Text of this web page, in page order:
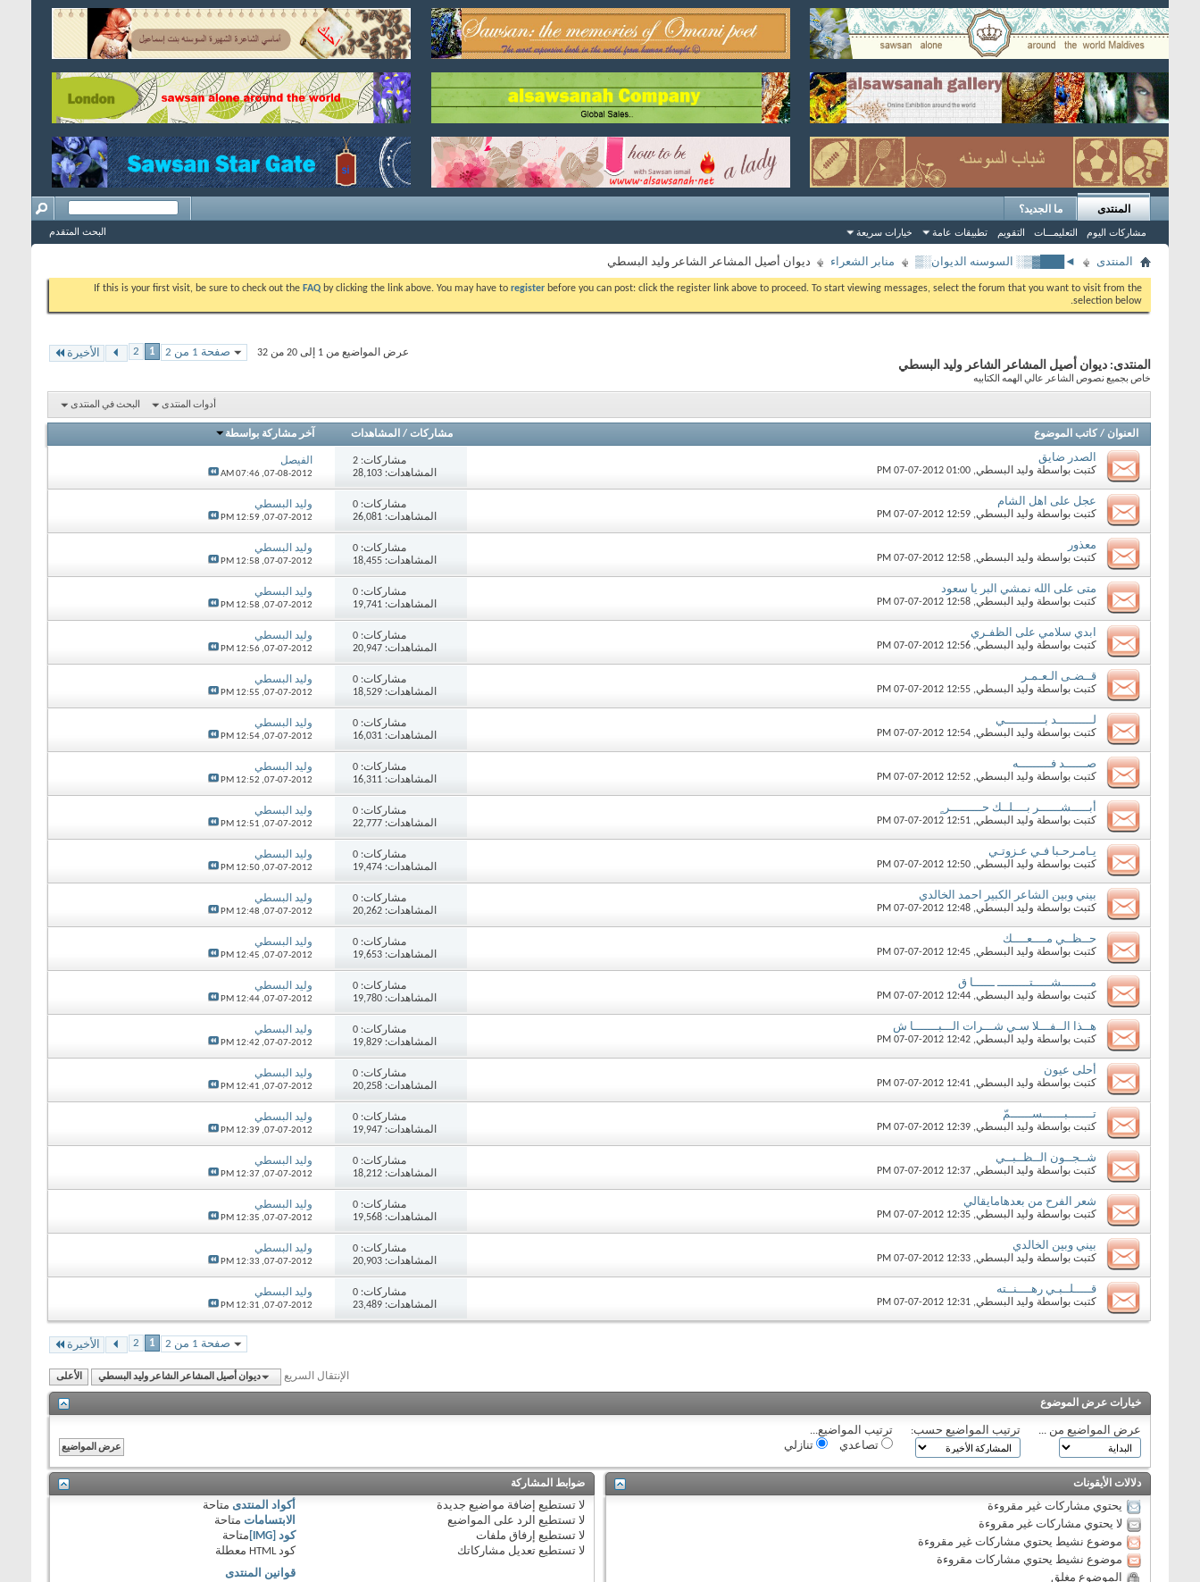
المنتدى
مشاركات اليوم التعليمـــات التقويم تطبيقات عامة خيارات سريعة
ما الجديد؟
البحث المتقدم
المنتدى ◄███▓▒░ السوسنه الديوان░▒ منابر الشعراء ديوان أصيل المشاعر الشاعر وليد البسطي
If this is your first visit, be sure to check out the FAQ by clicking the link above. You may have to register before you can post: click the register link above to proceed. To start viewing messages, select the forum that you want to visit from the
selection below.
صفحة 1 من 2 1
2 الأخيرة عرض المواضيع من 1 إلى 20 من 32
المنتدى: ديوان أصيل المشاعر الشاعر وليد البسطي
خاص بجميع نصوص الشاعر عالي الهمه الكتابيه
أدوات المنتدى البحث في المنتدى
العنوان / كاتب الموضوع مشاركات / المشاهدات آخر مشاركة بواسطة
الصدر ضايق
كتبت بواسطة وليد البسطي‏, 07-07-2012 01:00 PM
مشاركات:2
المشاهدات: 28,103
الفيصل
07-08-2012,
07:46 AM
عجل على اهل الشام
كتبت بواسطة وليد البسطي‏, 07-07-2012 12:59 PM
مشاركات:0
المشاهدات: 26,081
وليد البسطي
07-07-2012,
12:59 PM
معذور
كتبت بواسطة وليد البسطي‏, 07-07-2012 12:58 PM
مشاركات:0
المشاهدات: 18,455
وليد البسطي
07-07-2012,
12:58 PM
متى على الله نمشي البر يا سعود
كتبت بواسطة وليد البسطي‏, 07-07-2012 12:58 PM
مشاركات:0
المشاهدات: 19,741
وليد البسطي
07-07-2012,
12:58 PM
ابدي سلامي على الظفـري
كتبت بواسطة وليد البسطي‏, 07-07-2012 12:56 PM
مشاركات:0
المشاهدات: 20,947
وليد البسطي
07-07-2012,
12:56 PM
قــضـى الـعـمـر
كتبت بواسطة وليد البسطي‏, 07-07-2012 12:55 PM
مشاركات:0
المشاهدات: 18,529
وليد البسطي
07-07-2012,
12:55 PM
لــــــــــد بـــــــــــي
كتبت بواسطة وليد البسطي‏, 07-07-2012 12:54 PM
مشاركات:0
المشاهدات: 16,031
وليد البسطي
07-07-2012,
12:54 PM
صــــــد فـــــــــه
كتبت بواسطة وليد البسطي‏, 07-07-2012 12:52 PM
مشاركات:0
المشاهدات: 16,311
وليد البسطي
07-07-2012,
12:52 PM
أبـــــشــــــر بــــلــك حـــــــــر ٍ
كتبت بواسطة وليد البسطي‏, 07-07-2012 12:51 PM
مشاركات:0
المشاهدات: 22,777
وليد البسطي
07-07-2012,
12:51 PM
يـامـرحـبا فـي عـزوتـي
كتبت بواسطة وليد البسطي‏, 07-07-2012 12:50 PM
مشاركات:0
المشاهدات: 19,474
وليد البسطي
07-07-2012,
12:50 PM
بيني وبين الشاعر الكبير احمد الخالدي
كتبت بواسطة وليد البسطي‏, 07-07-2012 12:48 PM
مشاركات:0
المشاهدات: 20,262
وليد البسطي
07-07-2012,
12:48 PM
حــظــي مــــعــــك
كتبت بواسطة وليد البسطي‏, 07-07-2012 12:45 PM
مشاركات:0
المشاهدات: 19,653
وليد البسطي
07-07-2012,
12:45 PM
مــــــــشـــــتـــــــــ ــــــا ق
كتبت بواسطة وليد البسطي‏, 07-07-2012 12:44 PM
مشاركات:0
المشاهدات: 19,780
وليد البسطي
07-07-2012,
12:44 PM
هــذا الــفـــلا سـي شـــرات الـــبـــــــا ش
كتبت بواسطة وليد البسطي‏, 07-07-2012 12:42 PM
مشاركات:0
المشاهدات: 19,829
وليد البسطي
07-07-2012,
12:42 PM
أحلى عيون
كتبت بواسطة وليد البسطي‏, 07-07-2012 12:41 PM
مشاركات:0
المشاهدات: 20,258
وليد البسطي
07-07-2012,
12:41 PM
تـــــــبــــــســــــمّ
كتبت بواسطة وليد البسطي‏, 07-07-2012 12:39 PM
مشاركات:0
المشاهدات: 19,947
وليد البسطي
07-07-2012,
12:39 PM
شــجــون الــظــبــي
كتبت بواسطة وليد البسطي‏, 07-07-2012 12:37 PM
مشاركات:0
المشاهدات: 18,212
وليد البسطي
07-07-2012,
12:37 PM
شعر الفرح من بعدهامايقالي
كتبت بواسطة وليد البسطي‏, 07-07-2012 12:35 PM
مشاركات:0
المشاهدات: 19,568
وليد البسطي
07-07-2012,
12:35 PM
بيني وبين الخالدي
كتبت بواسطة وليد البسطي‏, 07-07-2012 12:33 PM
مشاركات:0
المشاهدات: 20,903
وليد البسطي
07-07-2012,
12:33 PM
قـــــلــبـي رهــــنــته
كتبت بواسطة وليد البسطي‏, 07-07-2012 12:31 PM
مشاركات:0
المشاهدات: 23,489
وليد البسطي
07-07-2012,
12:31 PM
صفحة 1 من 2 1
2 الأخيرة
الإنتقال السريع ديوان أصيل المشاعر الشاعر وليد البسطي الأعلى
خيارات عرض الموضوع
عرض المواضيع من ... ترتيب المواضيع حسب:
ترتيب المواضيع...
تصاعدي
تنازلي
دلالات الأيقونات
يحتوي مشاركات غير مقروءة
لا يحتوي مشاركات غير مقروءة
موضوع نشيط يحتوي مشاركات غير مقروءة
موضوع نشيط يحتوي مشاركات مقروءة
الموضوع مغلق
ضوابط المشاركة
لا تستطيع إضافة مواضيع جديدة
لا تستطيع الرد على المواضيع
لا تستطيع إرفاق ملفات
لا تستطيع تعديل مشاركاتك
أكواد المنتدى متاحة
الابتسامات متاحة
كود [IMG]
متاحة
كود HTML
معطلة
قوانين المنتدى